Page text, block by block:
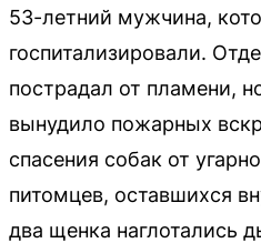
53-летний мужчина,
госпитализировали.
пострадал от пламени,
вынудило пожарных
спасения собак от
питомцев, оставшихся
два щенка наглотались